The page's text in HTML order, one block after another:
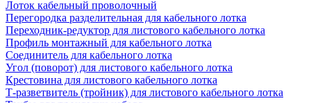
Лоток кабельный проволочный
Перегородка разделительная для кабельного лотка
Переходник-редуктор для листового кабельного лотка
Профиль монтажный для кабельного лотка
Соединитель для кабельного лотка
Угол (поворот) для листового кабельного лотка
Крестовина для листового кабельного лотка
Т-разветвитель (тройник) для листового кабельного лотка